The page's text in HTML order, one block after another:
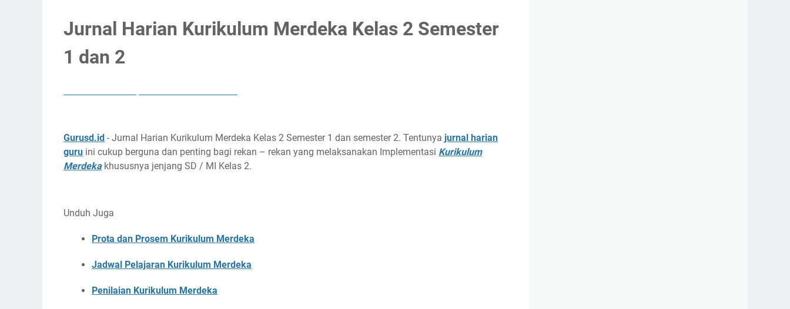
Jurnal Harian Kurikulum Merdeka Kelas 2 Semester
1 dan 2
Gurusd.id - Jurnal Harian Kurikulum Merdeka Kelas 2 Semester 1 dan semester 2. Tentunya jurnal harian
guru ini cukup berguna dan penting bagi rekan – rekan yang melaksanakan Implementasi Kurikulum
Merdekakhususnya jenjang SD / MI Kelas 2.
Unduh Juga
Prota dan Prosem Kurikulum Merdeka
Jadwal Pelajaran Kurikulum Merdeka
Penilaian Kurikulum Merdeka